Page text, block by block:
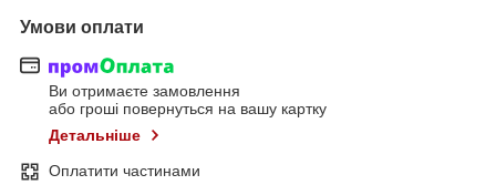
Умови оплати
Ви отримаєте замовлення
або гроші повернуться на вашу картку
Детальніше
Оплатити частинами